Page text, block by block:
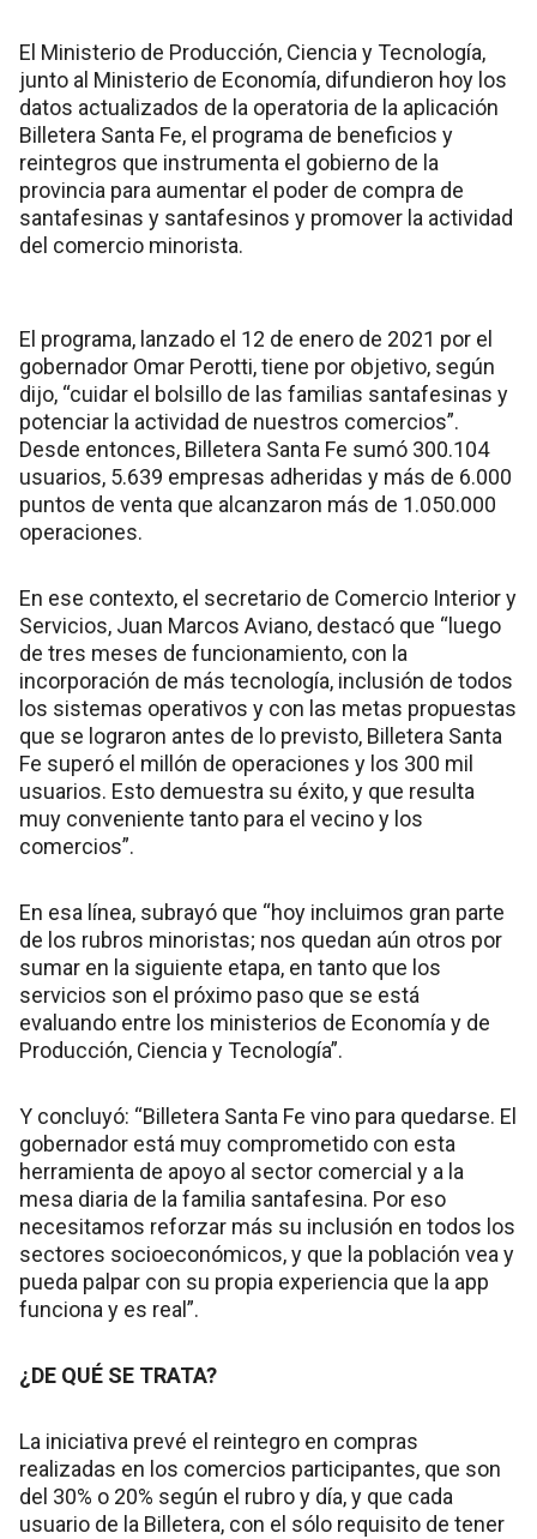
El Ministerio de Producción, Ciencia y Tecnología,
junto al Ministerio de Economía, difundieron hoy los
datos actualizados de la operatoria de la aplicación
Billetera Santa Fe, el programa de beneficios y
reintegros que instrumenta el gobierno de la
provincia para aumentar el poder de compra de
santafesinas y santafesinos y promover la actividad
del comercio minorista.
El programa, lanzado el 12 de enero de 2021 por el
gobernador Omar Perotti, tiene por objetivo, según
dijo, “cuidar el bolsillo de las familias santafesinas y
potenciar la actividad de nuestros comercios”.
Desde entonces, Billetera Santa Fe sumó 300.104
usuarios, 5.639 empresas adheridas y más de 6.000
puntos de venta que alcanzaron más de 1.050.000
operaciones.
En ese contexto, el secretario de Comercio Interior y
Servicios, Juan Marcos Aviano, destacó que “luego
de tres meses de funcionamiento, con la
incorporación de más tecnología, inclusión de todos
los sistemas operativos y con las metas propuestas
que se lograron antes de lo previsto, Billetera Santa
Fe superó el millón de operaciones y los 300 mil
usuarios. Esto demuestra su éxito, y que resulta
muy conveniente tanto para el vecino y los
comercios”.
En esa línea, subrayó que “hoy incluimos gran parte
de los rubros minoristas; nos quedan aún otros por
sumar en la siguiente etapa, en tanto que los
servicios son el próximo paso que se está
evaluando entre los ministerios de Economía y de
Producción, Ciencia y Tecnología”.
Y concluyó: “Billetera Santa Fe vino para quedarse. El
gobernador está muy comprometido con esta
herramienta de apoyo al sector comercial y a la
mesa diaria de la familia santafesina. Por eso
necesitamos reforzar más su inclusión en todos los
sectores socioeconómicos, y que la población vea y
pueda palpar con su propia experiencia que la app
funciona y es real”.
¿DE QUÉ SE TRATA?
La iniciativa prevé el reintegro en compras
realizadas en los comercios participantes, que son
del 30% o 20% según el rubro y día, y que cada
usuario de la Billetera, con el sólo requisito de tener